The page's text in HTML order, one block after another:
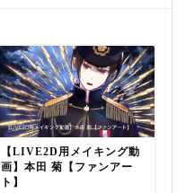
【LIVE2D用メイキング動
画】本田 菊【ファンアー
ト】